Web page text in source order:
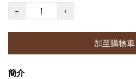
−
+
加至購物車
簡介